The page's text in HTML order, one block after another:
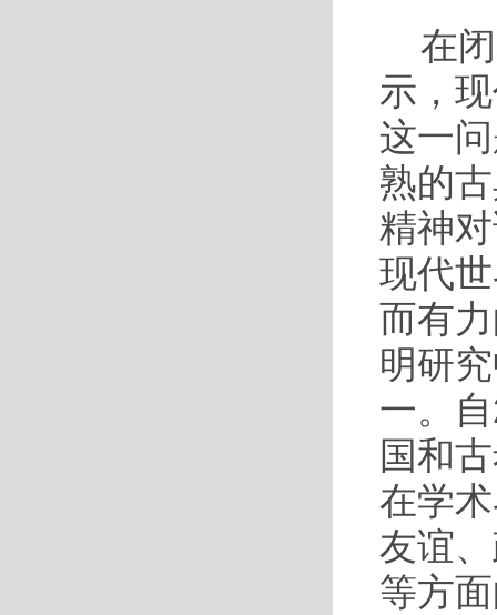
在
示，
这一
熟的
精神
现代
而有
明研
一。
国和
在学
友谊
等方